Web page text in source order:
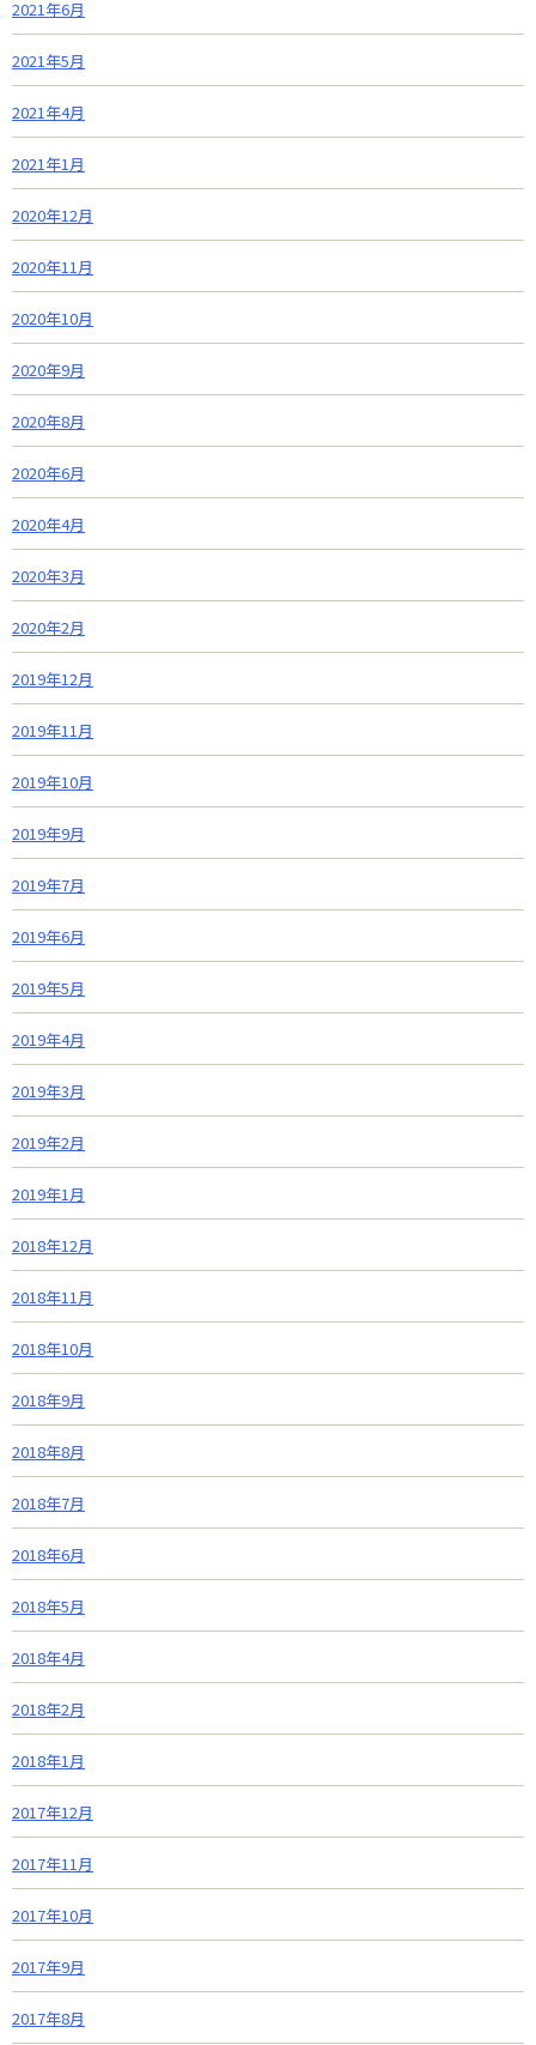
2021年6月
2021年5月
2021年4月
2021年1月
2020年12月
2020年11月
2020年10月
2020年9月
2020年8月
2020年6月
2020年4月
2020年3月
2020年2月
2019年12月
2019年11月
2019年10月
2019年9月
2019年7月
2019年6月
2019年5月
2019年4月
2019年3月
2019年2月
2019年1月
2018年12月
2018年11月
2018年10月
2018年9月
2018年8月
2018年7月
2018年6月
2018年5月
2018年4月
2018年2月
2018年1月
2017年12月
2017年11月
2017年10月
2017年9月
2017年8月